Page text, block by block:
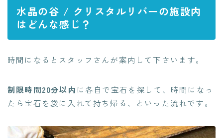
水晶の谷 / クリスタルリバーの施設内
はどんな感じ？
時間になるとスタッフさんが案内して下さいます。
制限時間20分以内 に各自で宝石を探して、時間になっ
たら宝石を袋に入れて持ち帰る、といった流れです。